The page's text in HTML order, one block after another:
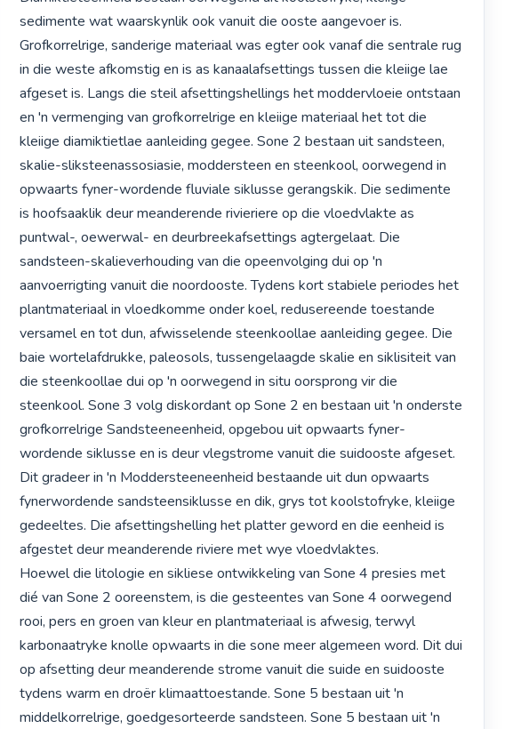
sedimente wat waarskynlik ook vanuit die ooste aangevoer is.
Grofkorrelrige, sanderige materiaal was egter ook vanaf die sentrale rug
in die weste afkomstig en is as kanaalafsettings tussen die kleiige lae
afgeset is. Langs die steil afsettingshellings het moddervloeie ontstaan
en 'n vermenging van grofkorrelrige en kleiige materiaal het tot die
kleiige diamiktietlae aanleiding gegee. Sone 2 bestaan uit sandsteen,
skalie-sliksteenassosiasie, moddersteen en steenkool, oorwegend in
opwaarts fyner-wordende fluviale siklusse gerangskik. Die sedimente
is hoofsaaklik deur meanderende rivieriere op die vloedvlakte as
puntwal-, oewerwal- en deurbreekafsettings agtergelaat. Die
sandsteen-skalieverhouding van die opeenvolging dui op 'n
aanvoerrigting vanuit die noordooste. Tydens kort stabiele periodes het
plantmateriaal in vloedkomme onder koel, redusereende toestande
versamel en tot dun, afwisselende steenkoollae aanleiding gegee. Die
baie wortelafdrukke, paleosols, tussengelaagde skalie en siklisiteit van
die steenkoollae dui op 'n oorwegend in situ oorsprong vir die
steenkool. Sone 3 volg diskordant op Sone 2 en bestaan uit 'n onderste
grofkorrelrige Sandsteeneenheid, opgebou uit opwaarts fyner-
wordende siklusse en is deur vlegstrome vanuit die suidooste afgeset.
Dit gradeer in 'n Moddersteeneenheid bestaande uit dun opwaarts
fynerwordende sandsteensiklusse en dik, grys tot koolstofryke, kleiige
gedeeltes. Die afsettingshelling het platter geword en die eenheid is
afgestet deur meanderende riviere met wye vloedvlaktes.
Hoewel die litologie en sikliese ontwikkeling van Sone 4 presies met
dié van Sone 2 ooreenstem, is die gesteentes van Sone 4 oorwegend
rooi, pers en groen van kleur en plantmateriaal is afwesig, terwyl
karbonaatryke knolle opwaarts in die sone meer algemeen word. Dit dui
op afsetting deur meanderende strome vanuit die suide en suidooste
tydens warm en droër klimaattoestande. Sone 5 bestaan uit 'n
middelkorrelrige, goedgesorteerde sandsteen. Sone 5 bestaan uit 'n